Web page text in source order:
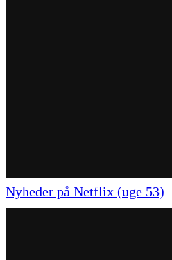
Nyheder på Netflix (uge 53)